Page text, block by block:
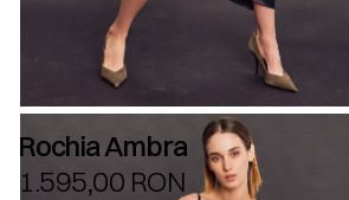
Rochia Ambra
1.595,00 RON